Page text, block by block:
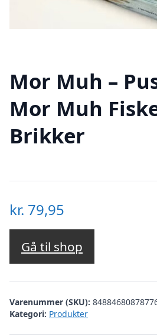
Mor Muh –
Mor Muh
Brikker
kr. 79,95
Gå til shop
Varenummer (SKU):
Kategori: Produkter